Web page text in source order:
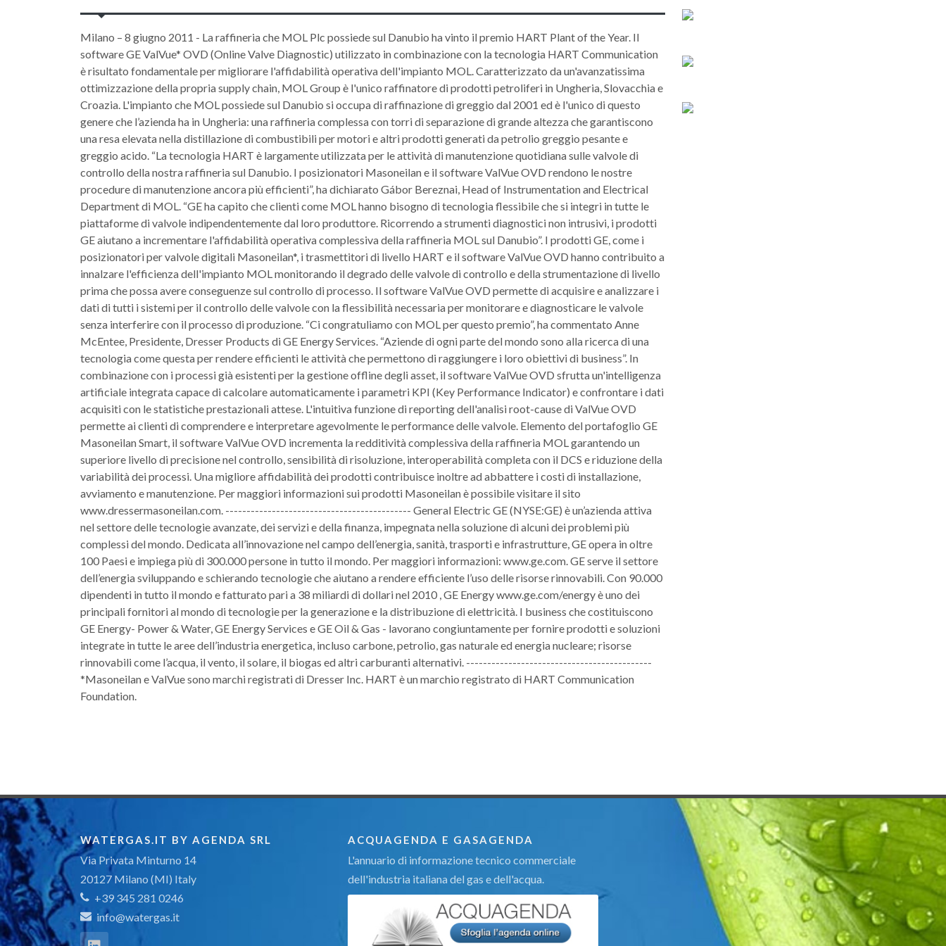
Milano – 8 giugno 2011 - La raffineria che MOL Plc possiede sul Danubio ha vinto il premio HART Plant of the Year. Il
software GE ValVue* OVD (Online Valve Diagnostic) utilizzato in combinazione con la tecnologia HART Communication
è risultato fondamentale per migliorare l'affidabilità operativa dell'impianto MOL. Caratterizzato da un'avanzatissima
ottimizzazione della propria supply chain, MOL Group è l'unico raffinatore di prodotti petroliferi in Ungheria, Slovacchia e
Croazia. L'impianto che MOL possiede sul Danubio si occupa di raffinazione di greggio dal 2001 ed è l'unico di questo
genere che l’azienda ha in Ungheria: una raffineria complessa con torri di separazione di grande altezza che garantiscono
una resa elevata nella distillazione di combustibili per motori e altri prodotti generati da petrolio greggio pesante e
greggio acido. “La tecnologia HART è largamente utilizzata per le attività di manutenzione quotidiana sulle valvole di
controllo della nostra raffineria sul Danubio. I posizionatori Masoneilan e il software ValVue OVD rendono le nostre
procedure di manutenzione ancora più efficienti”, ha dichiarato Gábor Bereznai, Head of Instrumentation and Electrical
Department di MOL. “GE ha capito che clienti come MOL hanno bisogno di tecnologia flessibile che si integri in tutte le
piattaforme di valvole indipendentemente dal loro produttore. Ricorrendo a strumenti diagnostici non intrusivi, i prodotti
GE aiutano a incrementare l'affidabilità operativa complessiva della raffineria MOL sul Danubio”. I prodotti GE, come i
posizionatori per valvole digitali Masoneilan*, i trasmettitori di livello HART e il software ValVue OVD hanno contribuito a
innalzare l'efficienza dell'impianto MOL monitorando il degrado delle valvole di controllo e della strumentazione di livello
prima che possa avere conseguenze sul controllo di processo. Il software ValVue OVD permette di acquisire e analizzare i
dati di tutti i sistemi per il controllo delle valvole con la flessibilità necessaria per monitorare e diagnosticare le valvole
senza interferire con il processo di produzione. “Ci congratuliamo con MOL per questo premio”, ha commentato Anne
McEntee, Presidente, Dresser Products di GE Energy Services. “Aziende di ogni parte del mondo sono alla ricerca di una
tecnologia come questa per rendere efficienti le attività che permettono di raggiungere i loro obiettivi di business”. In
combinazione con i processi già esistenti per la gestione offline degli asset, il software ValVue OVD sfrutta un'intelligenza
artificiale integrata capace di calcolare automaticamente i parametri KPI (Key Performance Indicator) e confrontare i dati
acquisiti con le statistiche prestazionali attese. L'intuitiva funzione di reporting dell'analisi root-cause di ValVue OVD
permette ai clienti di comprendere e interpretare agevolmente le performance delle valvole. Elemento del portafoglio GE
Masoneilan Smart, il software ValVue OVD incrementa la redditività complessiva della raffineria MOL garantendo un
superiore livello di precisione nel controllo, sensibilità di risoluzione, interoperabilità completa con il DCS e riduzione della
variabilità dei processi. Una migliore affidabilità dei prodotti contribuisce inoltre ad abbattere i costi di installazione,
avviamento e manutenzione. Per maggiori informazioni sui prodotti Masoneilan è possibile visitare il sito
www.dressermasoneilan.com. -------------------------------------------- General Electric GE (NYSE:GE) è un’azienda attiva
nel settore delle tecnologie avanzate, dei servizi e della finanza, impegnata nella soluzione di alcuni dei problemi più
complessi del mondo. Dedicata all’innovazione nel campo dell’energia, sanità, trasporti e infrastrutture, GE opera in oltre
100 Paesi e impiega più di 300.000 persone in tutto il mondo. Per maggiori informazioni: www.ge.com. GE serve il settore
dell’energia sviluppando e schierando tecnologie che aiutano a rendere efficiente l’uso delle risorse rinnovabili. Con 90.000
dipendenti in tutto il mondo e fatturato pari a 38 miliardi di dollari nel 2010 , GE Energy www.ge.com/energy è uno dei
principali fornitori al mondo di tecnologie per la generazione e la distribuzione di elettricità. I business che costituiscono
GE Energy- Power & Water, GE Energy Services e GE Oil & Gas - lavorano congiuntamente per fornire prodotti e soluzioni
integrate in tutte le aree dell’industria energetica, incluso carbone, petrolio, gas naturale ed energia nucleare; risorse
rinnovabili come l’acqua, il vento, il solare, il biogas ed altri carburanti alternativi. --------------------------------------------
*Masoneilan e ValVue sono marchi registrati di Dresser Inc. HART è un marchio registrato di HART Communication
Foundation.
WATERGAS.IT BY AGENDA SRL
Via Privata Minturno 14
20127 Milano (MI) Italy
+39 345 281 0246
info@watergas.it
ACQUAGENDA E GASAGENDA
L'annuario di informazione tecnico commerciale
dell'industria italiana del gas e dell'acqua.